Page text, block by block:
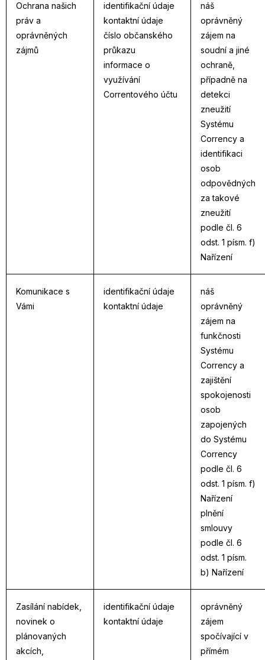
Ochrana našich
práv a
oprávněných
zájmů
identifikační údaje
kontaktní údaje
číslo občanského
průkazu
informace o
využívání
Correntového účtu
náš
oprávněný
zájem na
soudní a jiné
ochraně,
případně na
detekci
zneužití
Systému
Corrency a
identifikaci
osob
odpovědných
za takové
zneužití
podle čl. 6
odst. 1 písm. f)
Nařízení
Komunikace s
Vámi
identifikační údaje
kontaktní údaje
náš
oprávněný
zájem na
funkčnosti
Systému
Corrency a
zajištění
spokojenosti
osob
zapojených
do Systému
Corrency
podle čl. 6
odst. 1 písm. f)
Nařízení
plnění
smlouvy
podle čl. 6
odst. 1 písm.
b) Nařízení
Zasílání nabídek,
novinek o
plánovaných
akcích,
identifikační údaje
kontaktní údaje
oprávněný
zájem
spočívající v
přímém